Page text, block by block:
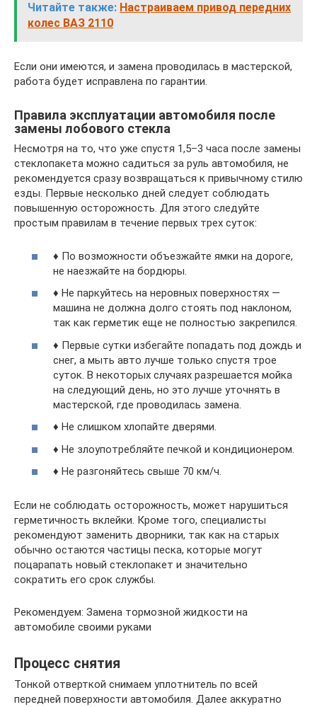
Читайте также: Настраиваем привод передних
колес ВАЗ 2110
Если они имеются, и замена проводилась в мастерской,
работа будет исправлена по гарантии.
Правила эксплуатации автомобиля после
замены лобового стекла
Несмотря на то, что уже спустя 1,5–3 часа после замены
стеклопакета можно садиться за руль автомобиля, не
рекомендуется сразу возвращаться к привычному стилю
езды. Первые несколько дней следует соблюдать
повышенную осторожность. Для этого следуйте
простым правилам в течение первых трех суток:
♦ По возможности объезжайте ямки на дороге,
не наезжайте на бордюры.
♦ Не паркуйтесь на неровных поверхностях —
машина не должна долго стоять под наклоном,
так как герметик еще не полностью закрепился.
♦ Первые сутки избегайте попадать под дождь и
снег, а мыть авто лучше только спустя трое
суток. В некоторых случаях разрешается мойка
на следующий день, но это лучше уточнять в
мастерской, где проводилась замена.
♦ Не слишком хлопайте дверями.
♦ Не злоупотребляйте печкой и кондиционером.
♦ Не разгоняйтесь свыше 70 км/ч.
Если не соблюдать осторожность, может нарушиться
герметичность вклейки. Кроме того, специалисты
рекомендуют заменить дворники, так как на старых
обычно остаются частицы песка, которые могут
поцарапать новый стеклопакет и значительно
сократить его срок службы.
Рекомендуем: Замена тормозной жидкости на
автомобиле своими руками
Процесс снятия
Тонкой отверткой снимаем уплотнитель по всей
передней поверхности автомобиля. Далее аккуратно